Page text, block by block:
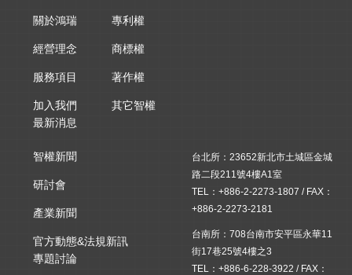
關於鴻瑞
經營理念
服務項目
加入我們
專利權
商標權
著作權
其它智權
最新消息
智權新聞
研討會
產業新聞
官方動態&法規新訊
專題討論
台北所：23652新北市土城區金城
路二段211號4樓A1室
TEL：+886-2-2273-1807 / FAX：
+886-2-2273-2181
台南所：708台南市安平區永華11
街17巷25號4樓之3
TEL：+886-6-228-3922 / FAX：